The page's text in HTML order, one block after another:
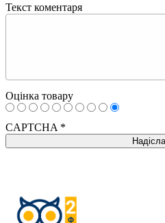
Текст коментаря
Оцінка товару
CAPTCHA *